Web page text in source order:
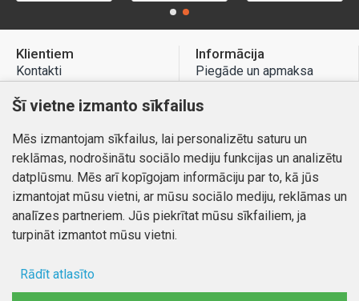
Klientiem
Kontakti
Preču atgriešana
Mans profils
Pasūtījumi
Informācija
Piegāde un apmaksa
Atteikuma tiesības
Kontakti
aizsargātas
Šī vietne izmanto sīkfailus
Mēs izmantojam sīkfailus, lai personalizētu saturu un
reklāmas, nodrošinātu sociālo mediju funkcijas un analizētu
datplūsmu. Mēs arī kopīgojam informāciju par to, kā jūs
izmantojat mūsu vietni, ar mūsu sociālo mediju, reklāmas un
analīzes partneriem. Jūs piekrītat mūsu sīkfailiem, ja
turpināt izmantot mūsu vietni.
Rādīt atlasīto